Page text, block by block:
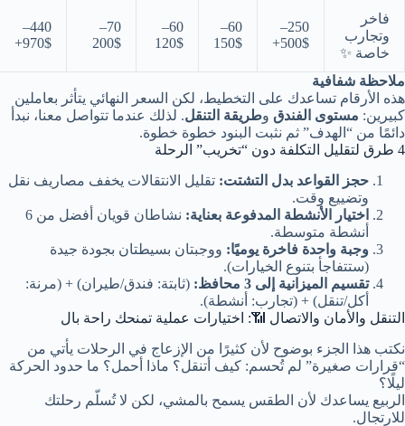
فاخر
وتجارب
خاصة ✨
250–
500$+
60–
150$
60–
120$
70–
200$
440–
970$+
ملاحظة شفافية
هذه الأرقام تساعدك على التخطيط، لكن السعر النهائي يتأثر بعاملين
كبيرين: مستوى الفندق وطريقة التنقل. لذلك عندما تتواصل معنا، نبدأ
دائمًا من “الهدف” ثم نثبت البنود خطوة خطوة.
4 طرق لتقليل التكلفة دون “تخريب” الرحلة
حجز القواعد بدل التشتت: تقليل الانتقالات يخفف مصاريف نقل
وتضييع وقت.
اختيار الأنشطة المدفوعة بعناية:
نشاطان قويان أفضل من 6
أنشطة متوسطة.
وجبة واحدة فاخرة يوميًا: ووجبتان بسيطتان بجودة جيدة
(ستتفاجأ بتنوع الخيارات).
تقسيم الميزانية إلى 3 محافظ:
(ثابتة: فندق/طيران) + (مرنة:
أكل/تنقل) + (تجارب: أنشطة).
التنقل والأمان والاتصال 📶: اختيارات عملية تمنحك راحة بال
نكتب هذا الجزء بوضوح لأن كثيرًا من الإزعاج في الرحلات يأتي من
“قرارات صغيرة” لم تُحسم: كيف أتنقل؟ ماذا أحمل؟ ما حدود الحركة
ليلًا؟
الربيع يساعدك لأن الطقس يسمح بالمشي، لكن لا تُسلّم رحلتك
للارتجال.